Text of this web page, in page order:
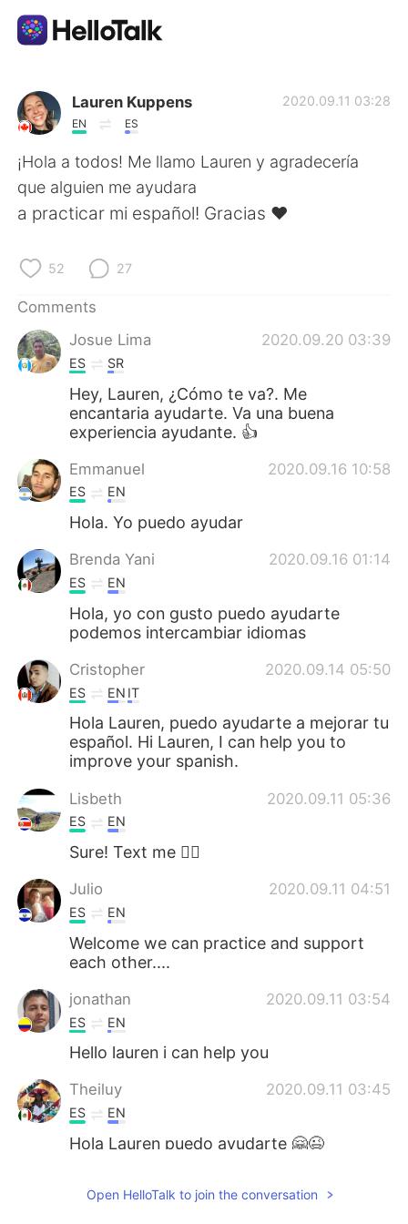
Language Exchange App
AI Grammar Checker
English
简体中文
Français
日本語 한국어
Русский
Indonesia
Türkçe
Português
Lauren Kuppens
EN ES
2020.09.11 03:28
¡Hola a todos! Me llamo Lauren y agradecería
que alguien me ayudara
a practicar mi español! Gracias ❤
52 27
Comments
Josue Lima
2020.09.20 03:39
ES SR
Hey, Lauren, ¿Cómo te va?. Me
encantaria ayudarte. Va una buena
experiencia ayudante. 👍
Emmanuel 2020.09.16 10:58
ES EN
Hola. Yo puedo ayudar
Brenda Yani 2020.09.16 01:14
ES EN
Hola, yo con gusto puedo ayudarte
podemos intercambiar idiomas
Cristopher 2020.09.14 05:50
ES EN IT
Hola Lauren, puedo ayudarte a mejorar tu
español. Hi Lauren, I can help you to
improve your spanish.
Lisbeth 2020.09.11 05:36
ES EN
Sure! Text me 🙋‍♀️
Julio 2020.09.11 04:51
ES EN
Welcome we can practice and support
each other....
jonathan 2020.09.11 03:54
ES EN
Hello lauren i can help you
Theiluy 2020.09.11 03:45
ES EN
Hola Lauren puedo ayudarte 🤗😉
EN
Open HelloTalk to join the conversation